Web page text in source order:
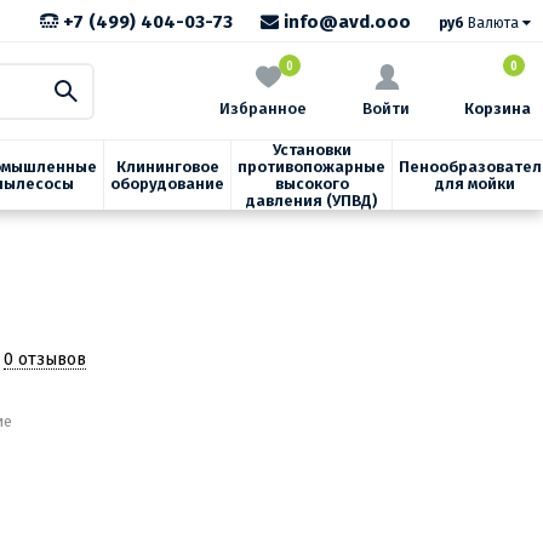
+7 (499) 404-03-73 info@avd.ooo руб Валюта
0
Избранное Войти
0
Корзина
Клининговое
оборудование
Установки
противопожарные
высокого
давления (УПВД)
для мойки
0 отзывов